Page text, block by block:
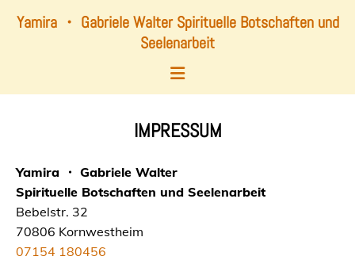
Yamira ・ Gabriele Walter Spirituelle Botschaften und
Seelenarbeit
IMPRESSUM
Yamira ・ Gabriele Walter
Spirituelle Botschaften und Seelenarbeit
Bebelstr. 32
70806 Kornwestheim
07154 180456